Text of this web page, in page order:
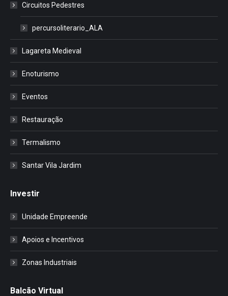
Circuitos Pedestres
percursoliterario_ALA
Lagareta Medieval
Enoturismo
Eventos
Restauração
Termalismo
Santar Vila Jardim
Investir
Unidade Empreende
Apoios e Incentivos
Zonas Industriais
Balcão Virtual